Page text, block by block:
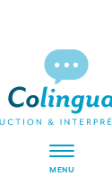
MENU